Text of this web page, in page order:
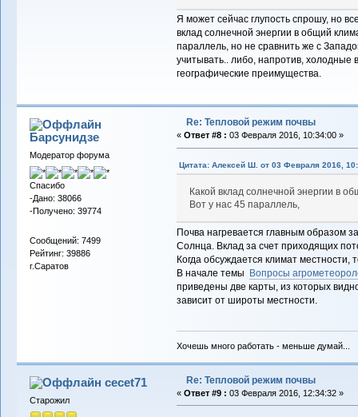
Я может сейчас глупость спрошу, но
вклад солнечной энергии в общий
параллель, но не сравнить же с
учитывать.. либо, напротив,
географические преимущества.
Барсунидзе
Модератор форума
Спасибо
-Дано: 38066
-Получено: 39774
Сообщений: 7499
Рейтинг: 39886
г.Саратов
Re: Тепловой режим почвы
« Ответ #8 : 03 Февраля 2016, 10:34:00 »
Цитата: Алексей Ш. от 03 Февраля 2016,
Какой вклад солнечной энергии в
Вот у нас 45 параллель,
Почва нагревается главным образом
Солнца. Вклад за счет приходящих
Когда обсуждается климат местности,
В начале темы Вопросы
приведены две карты, из которых
зависит от широты местности.
Хочешь много работать - меньше думай...
cecet71
Старожил
Re: Тепловой режим почвы
« Ответ #9 : 03 Февраля 2016, 12:34:32 »